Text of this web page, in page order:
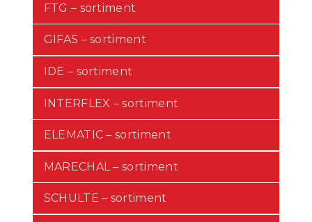
FTG – sortiment
GIFAS – sortiment
IDE – sortiment
INTERFLEX – sortiment
ELEMATIC – sortiment
MARECHAL – sortiment
SCHULTE – sortiment